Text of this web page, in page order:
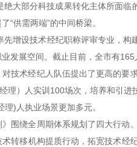
绝大部分科技成果转化主体所面
“供需两端”的中间桥梁。
先增设技术经纪职称评审专业，
发展空间。截止目前，全市有165
技术经纪人队伍提出了更高的
理）人实训100场次，培养和引
)人执业场景更加多元。
围绕全周期体系规划了四大行
转移机构提质行动，拓宽技术